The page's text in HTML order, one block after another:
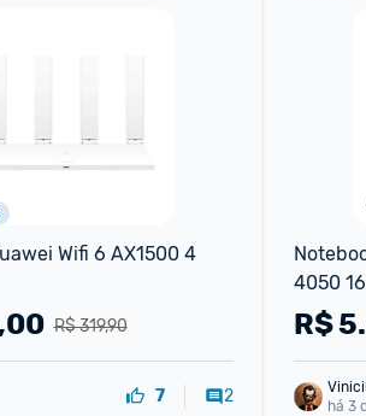
Wifi 6 AX1500 4
R$ 319,90
7 2
4050 16
R$
há 3